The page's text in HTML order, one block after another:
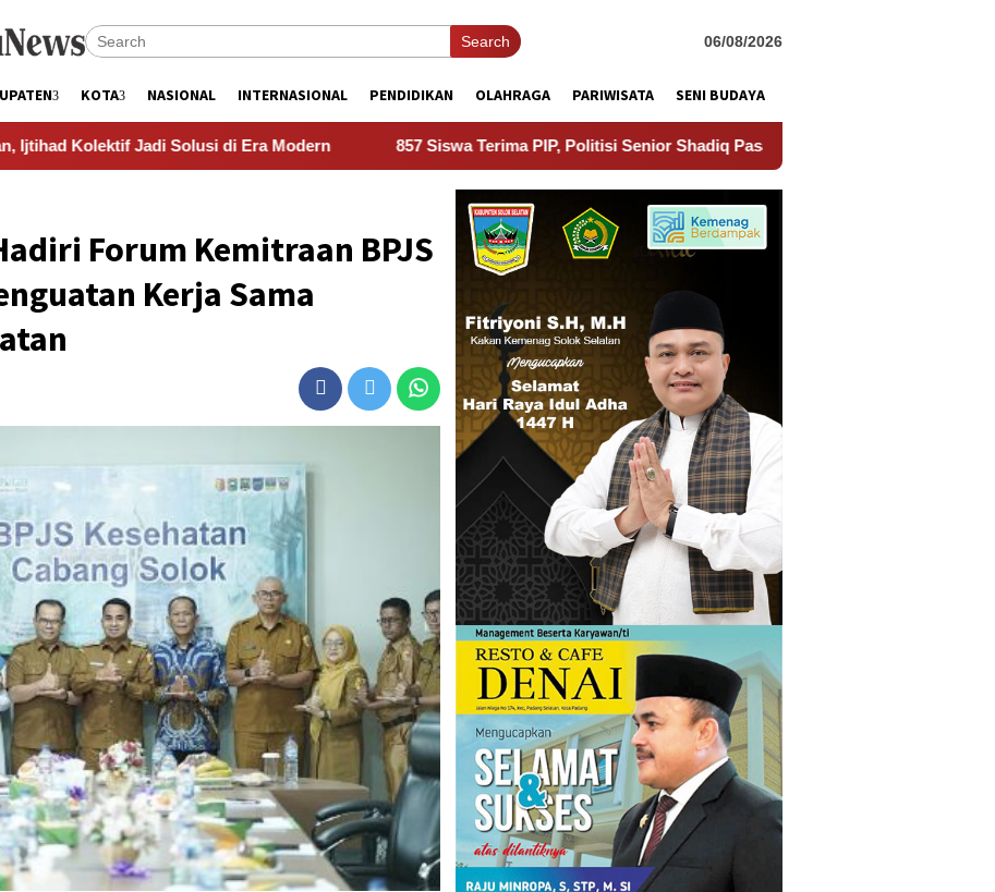
Search 06/08/2026
KOTA NASIONAL INTERNASIONAL PENDIDIKAN OLAHRAGA PARIWISATA SENI BUDAYA
Solusi di Era Modern 857 Siswa Terima PIP, Politisi Senior Shadiq Pasadigoe Beri Pesan Menyentuh: “Jangan
Forum Kemitraan BPJS
Kerja Sama